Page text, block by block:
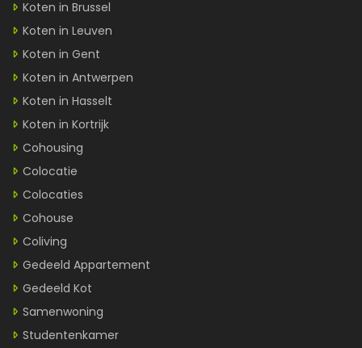
Koten in Brussel
Koten in Leuven
Koten in Gent
Koten in Antwerpen
Koten in Hasselt
Koten in Kortrijk
Cohousing
Colocatie
Colocaties
Cohouse
Coliving
Gedeeld Appartement
Gedeeld Kot
Samenwoning
Studentenkamer